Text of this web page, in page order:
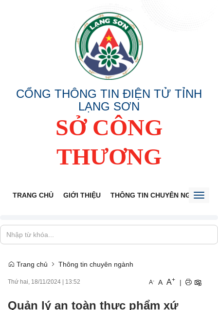
CỔNG THÔNG TIN ĐIỆN TỬ TỈNH
LẠNG SƠN
SỞ CÔNG
THƯƠNG
TRANG CHỦ GIỚI THIỆU THÔNG TIN CHUYÊN NGÀNH
Trang chủ Thông tin chuyên ngành
Thứ hai, 18/11/2024 13:52 A- A A+ |
Quản lý an toàn thực phẩm xứ